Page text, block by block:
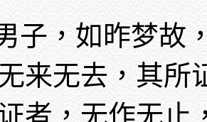
子，如昨梦故
来无去，其所
者，无作无止